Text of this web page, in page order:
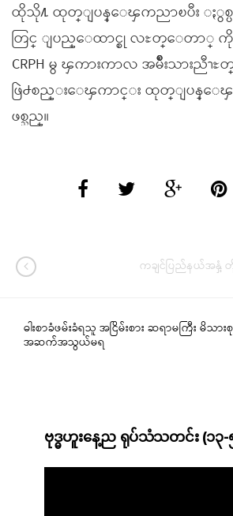
ထိုသို႔ ထုတ္ျပန္ေၾကညာၿပီး ႏွ
တြင္ ျပည္ေထာင္စု လႊတ္ေတာ္ ကို
CRPH မွ ၾကားကာလ အမ်ိဳးသားညီၫ
ဖြဲ႕စည္းေၾကာင္း ထုတ္ျပန္ေ
ဖစ္သည္။
ကချင်ပြည်နယ်အနှံ့
ဓါးစာခံဖမ်းခံရသူ အငြိမ်းစား ဆရာမကြီး မိသား
အဆက်အသွယ်မရ
ဗုဒ္ဓဟူးနေ့ည ရုပ်သံသတင်း (၁၃-